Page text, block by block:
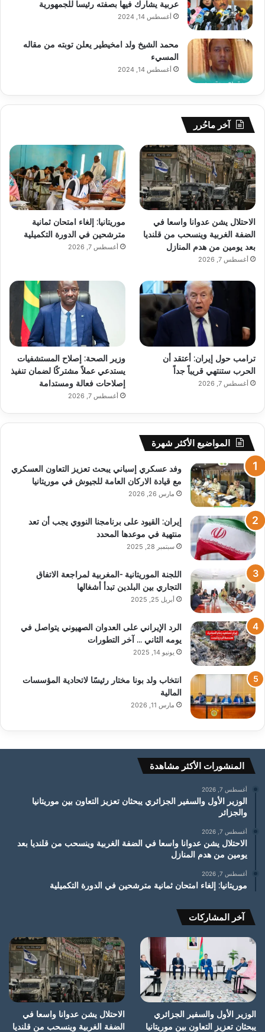
عربية يشارك فيها بصفته رئيسا للجمهورية
أغسطس 14, 2024
محمد الشيخ ولد امخيطير يعلن توبته من مقاله
المسيء
أغسطس 14, 2024
آخر ماحُرر
الاحتلال يشن عدوانا واسعا في
الضفة الغربية وينسحب من قلنديا
بعد يومين من هدم المنازل
أغسطس 7, 2026
موريتانيا: إلغاء امتحان ثمانية
مترشحين في الدورة التكميلية
أغسطس 7, 2026
ترامب حول إيران: أعتقد أن
الحرب ستنتهي قريباً جداً
أغسطس 7, 2026
وزير الصحة: إصلاح المستشفيات
يستدعي عملاً مشتركًا لضمان تنفيذ
إصلاحات فعالة ومستدامة
أغسطس 7, 2026
المواضيع الأكثر شهرة
وفد عسكري إسباني يبحث تعزيز التعاون العسكري
مع قيادة الاركان العامة للجيوش في موريتانيا
مارس 26, 2026
إيران: القيود على برنامجنا النووي يجب أن تعد
منتهية في موعدها المحدد
سبتمبر 28, 2025
اللجنة الموريتانية -المغربية لمراجعة الاتفاق
التجاري بين البلدين تبدأ أشغالها
أبريل 25, 2025
الرد الإيراني على العدوان الصهيوني يتواصل في
يومه الثاني … آخر التطورات
يونيو 14, 2025
انتخاب ولد بونا مختار رئيسًا لاتحادية المؤسسات
المالية
مارس 11, 2026
المنشورات الأكثر مشاهدة
أغسطس 7, 2026
الوزير الأول والسفير الجزائري يبحثان تعزيز التعاون بين موريتانيا
والجزائر
أغسطس 7, 2026
الاحتلال يشن عدوانا واسعا في الضفة الغربية وينسحب من قلنديا بعد
يومين من هدم المنازل
أغسطس 7, 2026
موريتانيا: إلغاء امتحان ثمانية مترشحين في الدورة التكميلية
آخر المشاركات
الوزير الأول والسفير الجزائري
يبحثان تعزيز التعاون بين موريتانيا
الاحتلال يشن عدوانا واسعا في
الضفة الغربية وينسحب من قلنديا